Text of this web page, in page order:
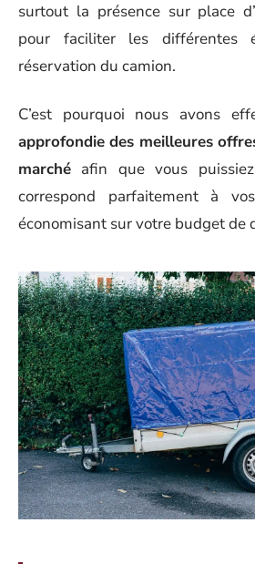
surtout la présence sur place
pour faciliter les différentes
réservation du camion.
C’est pourquoi nous avons
approfondie des meilleures
marché afin que vous
correspond parfaitement à
économisant sur votre budget de